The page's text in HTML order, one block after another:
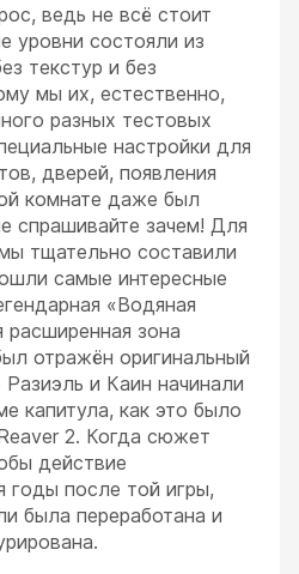
ведь не всё стоит
уровни состояли из
текстур и без
мы их, естественно,
разных тестовых
настройки для
дверей, появления
комнате даже был
спрашивайте зачем! Для
тщательно составили
самые интересные
«Водяная
расширенная зона
отражён оригинальный
и Каин начинали
капитула, как это было
2. Когда сюжет
действие
годы после той игры,
была переработана и